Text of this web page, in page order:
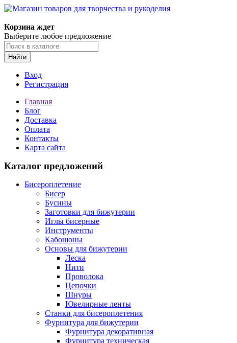
Корзина ждет
Выберите любое предложение
Найти
Вход
Регистрация
Главная
Блог
Доставка
Оплата
Контакты
Карта сайта
Каталог предложений
Бисероплетение
Бисер
Бусины
Заготовки для бижутерии
Иглы бисерные
Инструменты
Кабошоны
Основы для бижутерии
Леска
Нити
Проволока
Цепочки
Шнуры
Ювелирные ленты
Станки для бисероплетения
Фурнитура для бижутерии
Фурнитура декоративная
Фурнитура техническая